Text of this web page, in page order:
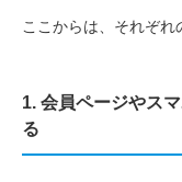
ここからは、それぞれ
1. 会員ページやス
る